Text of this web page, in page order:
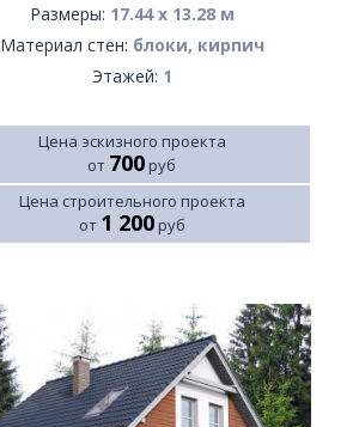
Размеры: 17.44 х 13.28 м
Материал стен: блоки, кирпич
Этажей: 1
Цена эскизного проекта
от 700 руб
Цена строительного проекта
от 1 200руб